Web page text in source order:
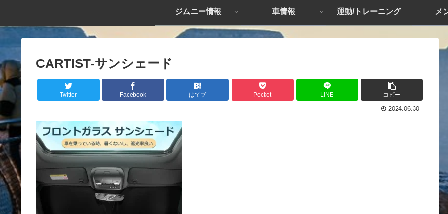
ジムニー情報 車情報 運動/トレーニング メ
CARTIST-サンシェード
Twitter Facebook はてブ Pocket LINE コピー
2024.06.30